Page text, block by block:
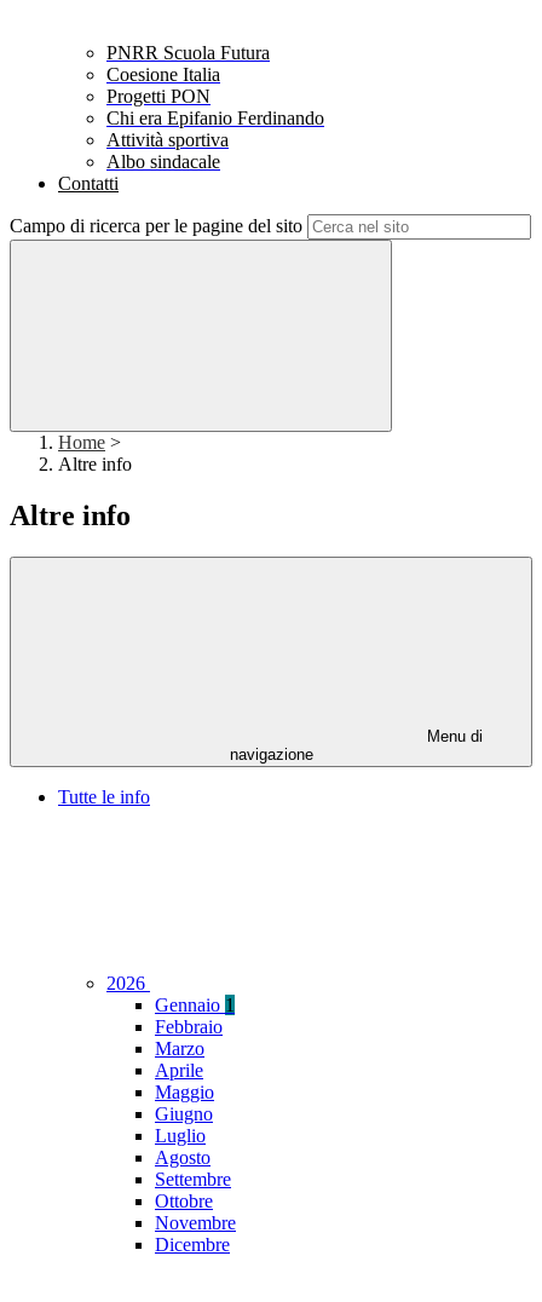
PNRR Scuola Futura
Coesione Italia
Progetti PON
Chi era Epifanio Ferdinando
Attività sportiva
Albo sindacale
Contatti
Campo di ricerca per le pagine del sito
Home >
Altre info
Altre info
Menu di
navigazione
Tutte le info
2026
Gennaio 1
Febbraio
Marzo
Aprile
Maggio
Giugno
Luglio
Agosto
Settembre
Ottobre
Novembre
Dicembre